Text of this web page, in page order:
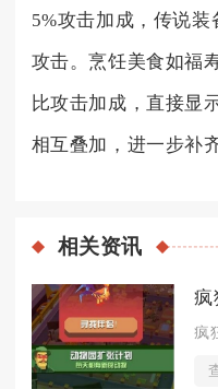
5%攻击加成，传说
攻击。烹饪美食如福
比攻击加成，直接显
相互叠加，进一步补
相关资讯